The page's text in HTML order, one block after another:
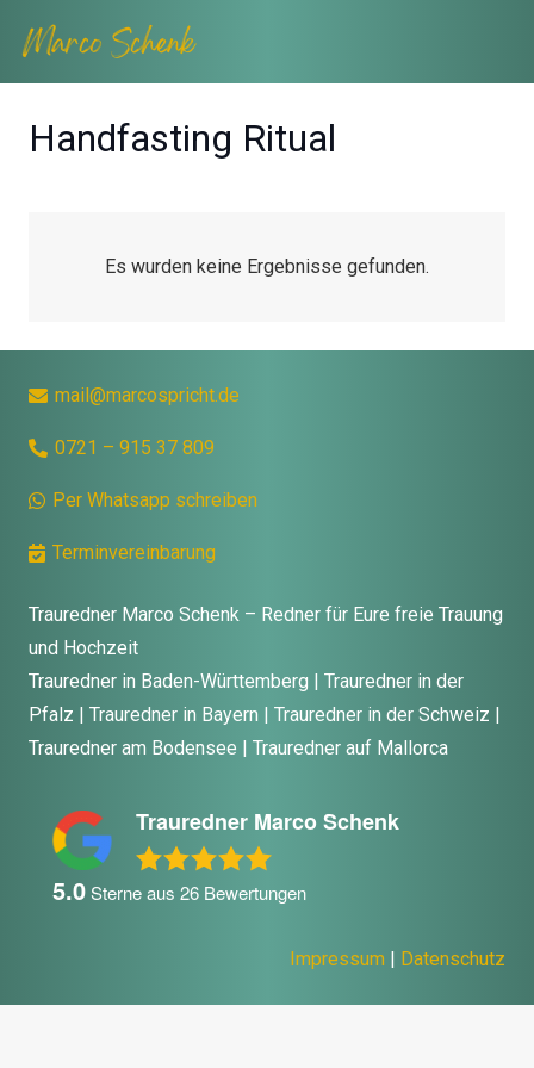
Handfasting Ritual
Es wurden keine Ergebnisse gefunden.
mail@marcospricht.de
0721 – 915 37 809
Per Whatsapp schreiben
Terminvereinbarung
Trauredner Marco Schenk – Redner für Eure freie Trauung
und Hochzeit
Trauredner in Baden-Württemberg | Trauredner in der
Pfalz | Trauredner in Bayern | Trauredner in der Schweiz |
Trauredner am Bodensee | Trauredner auf Mallorca
Trauredner Marco Schenk
5.0Sterne aus 26 Bewertungen
Impressum | Datenschutz